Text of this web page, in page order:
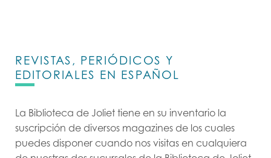
REVISTAS, PERIÓDICOS Y
EDITORIALES EN ESPAÑOL
La Biblioteca de Joliet tiene en su inventario la
suscripción de diversos magazines de los cuales
puedes disponer cuando nos visitas en cualquiera